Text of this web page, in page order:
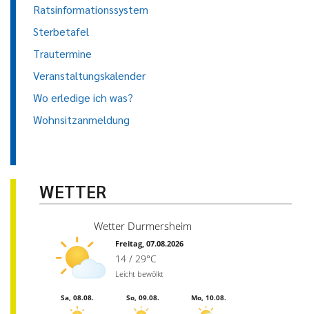
Ratsinformationssystem
Sterbetafel
Trautermine
Veranstaltungskalender
Wo erledige ich was?
Wohnsitzanmeldung
WETTER
Wetter Durmersheim
Freitag, 07.08.2026
14 / 29°C
Leicht bewölkt
Sa, 08.08. So, 09.08. Mo, 10.08.